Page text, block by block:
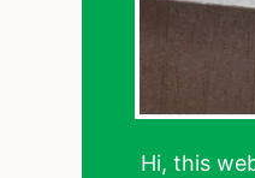
Hi, this